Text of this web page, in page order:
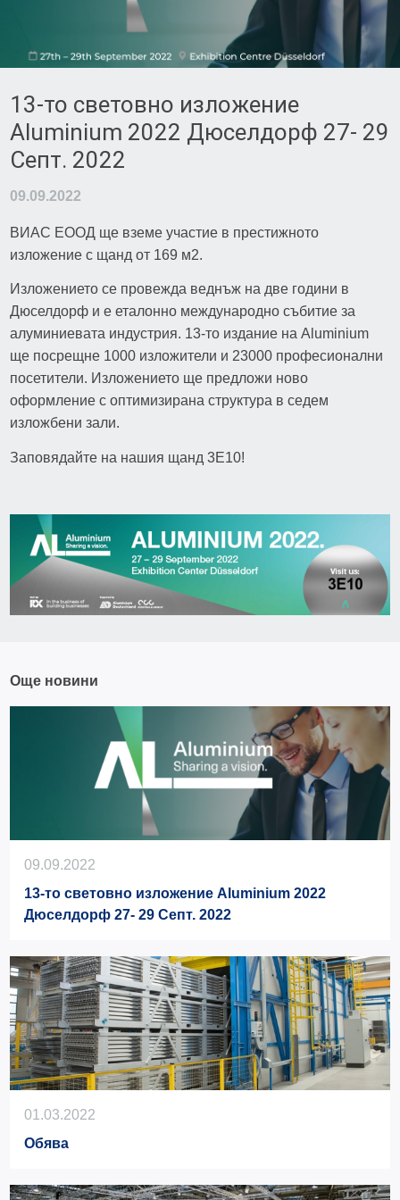
13-то световно изложение
Aluminium 2022 Дюселдорф 27- 29
Септ. 2022
09.09.2022
ВИАС ЕООД ще вземе участие в престижното
изложение с щанд от 169 м2.
Изложението се провежда веднъж на две години в
Дюселдорф и е еталонно международно събитие за
алуминиевата индустрия. 13-то издание на Aluminium
ще посрещне 1000 изложители и 23000 професионални
посетители. Изложението ще предложи ново
оформление с оптимизирана структура в седем
изложбени зали.
Заповядайте на нашия щанд 3Е10!
Още новини
09.09.2022
13-то световно изложение Aluminium 2022
Дюселдорф 27- 29 Септ. 2022
01.03.2022
Обява